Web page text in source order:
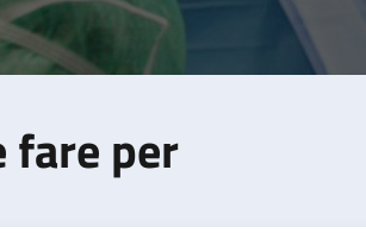
fare per